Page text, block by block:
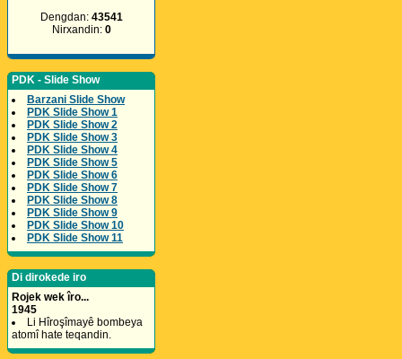
Dengdan: 43541
Nirxandin: 0
PDK - Slide Show
Barzani Slide Show
PDK Slide Show 1
PDK Slide Show 2
PDK Slide Show 3
PDK Slide Show 4
PDK Slide Show 5
PDK Slide Show 6
PDK Slide Show 7
PDK Slide Show 8
PDK Slide Show 9
PDK Slide Show 10
PDK Slide Show 11
Di dirokede iro
Rojek wek îro...
1945
Li Hîroşîmayê bombeya
atomî hate teqandin.